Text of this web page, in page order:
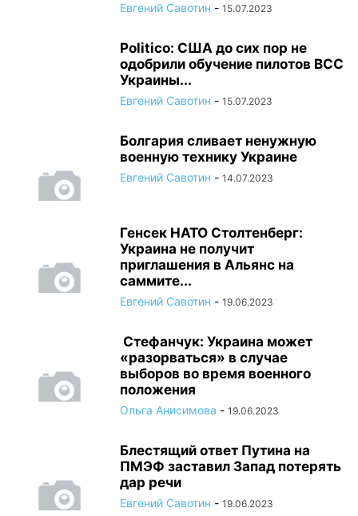
Евгений Савотин - 15.07.2023
Politico: США до сих пор не
одобрили обучение пилотов ВСС
Украины...
Евгений Савотин - 15.07.2023
Болгария сливает ненужную
военную технику Украине
Евгений Савотин - 14.07.2023
Генсек НАТО Столтенберг:
Украина не получит
приглашения в Альянс на
саммите...
Евгений Савотин - 19.06.2023
Стефанчук: Украина может
«разорваться» в случае
выборов во время военного
положения
Ольга Анисимова - 19.06.2023
Блестящий ответ Путина на
ПМЭФ заставил Запад потерять
дар речи
Евгений Савотин - 19.06.2023